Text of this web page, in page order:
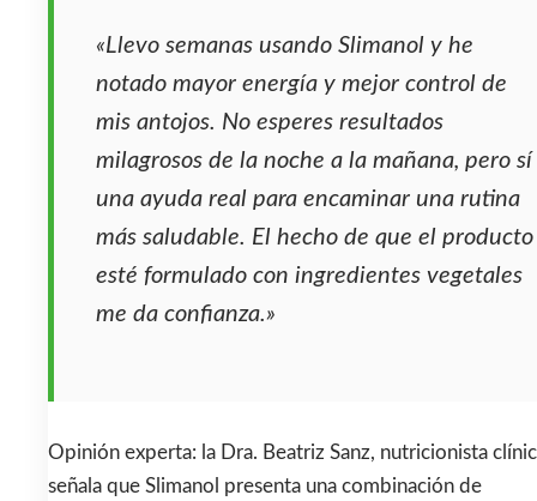
«Llevo semanas usando Slimanol y he
notado mayor energía y mejor control de
mis antojos. No esperes resultados
milagrosos de la noche a la mañana, pero sí
una ayuda real para encaminar una rutina
más saludable. El hecho de que el producto
esté formulado con ingredientes vegetales
me da confianza.»
Opinión experta: la Dra. Beatriz Sanz, nutricionista
señala que Slimanol presenta una combinación de